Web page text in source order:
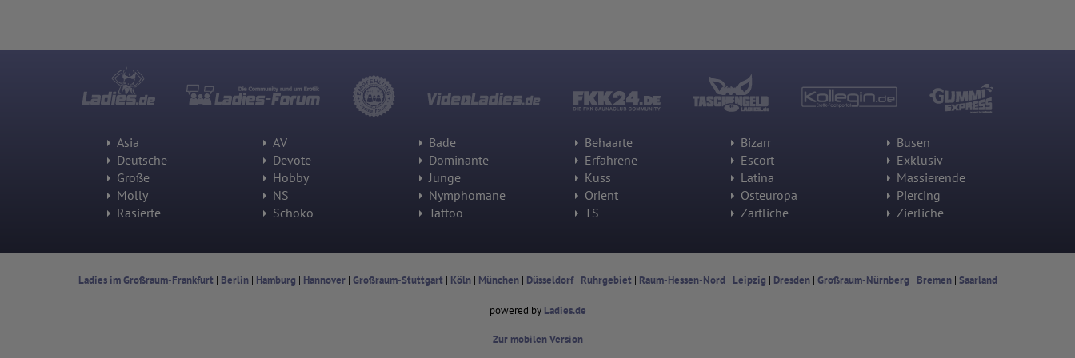
Herausgeber:
Erhobene Daten:
Datum und Uhrzeit des Besuchs
Gerätetyp
IP-Adresse
Mausbewegungen
Besuchte Seiten
Referrer URL
Bildschirmauflösung
Eindeutige Gerätekennung
Sprachinformationen
Klicks
Eindeutige Benutzerkennung
Asia AV Bade Behaarte Bizarr
Busen
Deutsche
Devote Dominante Erfahrene Escort
Exklusiv
Große
Hobby Junge Kuss Latina
Massierende
Molly
NS Nymphomane Orient Osteuropa
Piercing
Rasierte
Schoko Tattoo TS Zärtliche Zierliche
Ladies im Großraum-Frankfurt | Berlin| Hamburg | Hannover| Großraum-Stuttgart | Köln| München| Düsseldorf| Ruhrgebiet | Raum-Hessen-Nord | Leipzig | Dresden| Großraum-Nürnberg | Bremen| Saarland
powered by Ladies.de
Zur mobilen Version